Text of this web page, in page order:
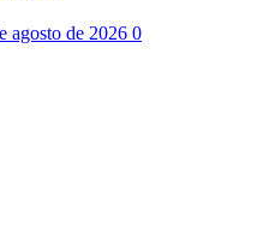
agosto de 2026 0